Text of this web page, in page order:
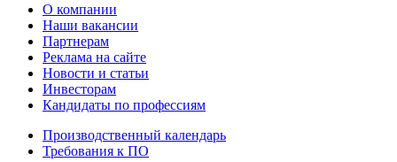
О компании
Наши вакансии
Партнерам
Реклама на сайте
Новости и статьи
Инвесторам
Кандидаты по профессиям
Производственный календарь
Требования к ПО